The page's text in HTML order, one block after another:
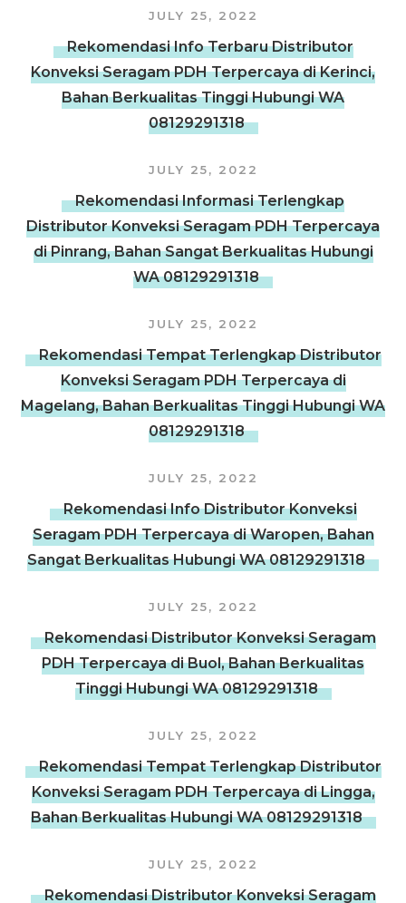
JULY 25, 2022
Rekomendasi Info Terbaru Distributor
Konveksi Seragam PDH Terpercaya di Kerinci,
Bahan Berkualitas Tinggi Hubungi WA
08129291318
JULY 25, 2022
Rekomendasi Informasi Terlengkap
Distributor Konveksi Seragam PDH Terpercaya
di Pinrang, Bahan Sangat Berkualitas Hubungi
WA 08129291318
JULY 25, 2022
Rekomendasi Tempat Terlengkap Distributor
Konveksi Seragam PDH Terpercaya di
Magelang, Bahan Berkualitas Tinggi Hubungi WA
08129291318
JULY 25, 2022
Rekomendasi Info Distributor Konveksi
Seragam PDH Terpercaya di Waropen, Bahan
Sangat Berkualitas Hubungi WA 08129291318
JULY 25, 2022
Rekomendasi Distributor Konveksi Seragam
PDH Terpercaya di Buol, Bahan Berkualitas
Tinggi Hubungi WA 08129291318
JULY 25, 2022
Rekomendasi Tempat Terlengkap Distributor
Konveksi Seragam PDH Terpercaya di Lingga,
Bahan Berkualitas Hubungi WA 08129291318
JULY 25, 2022
Rekomendasi Distributor Konveksi Seragam